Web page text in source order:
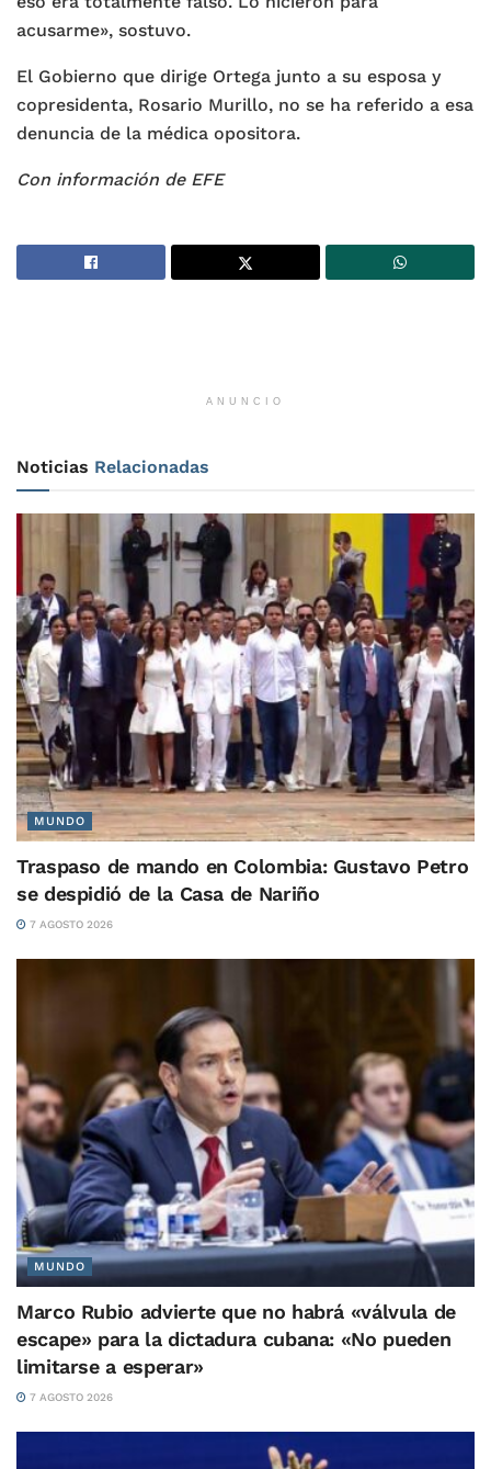
acusarme», sostuvo.
El Gobierno que dirige Ortega junto a su esposa y
copresidenta, Rosario Murillo, no se ha referido a esa
denuncia de la médica opositora.
Con información de EFE
ANUNCIO
Noticias Relacionadas
MUNDO
Traspaso de mando en Colombia: Gustavo Petro
se despidió de la Casa de Nariño
7 AGOSTO 2026
MUNDO
Marco Rubio advierte que no habrá «válvula de
escape» para la dictadura cubana: «No pueden
limitarse a esperar»
7 AGOSTO 2026